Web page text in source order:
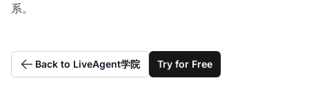
系。
Back to LiveAgent学院 Try for Free